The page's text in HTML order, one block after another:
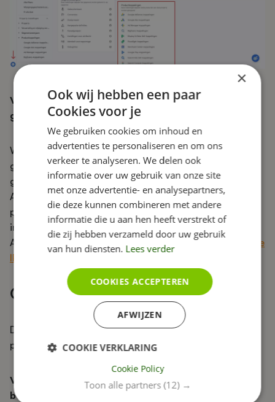
Vraag 4: Wordt het IP-adres van de bezoeker
gemaskeerd?
Wordt het IP-adres van jouw websitebezoekers
gemaskeerd? Het antwoord is ‘ja’ indien je
gebruikmaakt van de nieuwste versie van Google
Analytics, genaamd GA4. Voor Google Analytics 4-
property's is IP-anonimisering namelijk standaard
ingeschakeld. Werk je nog met de oude Google
Analytics en wil je deze anonimiseren?
Check hier hoe je
IP-adressen anoniem maakt
Gegevensverwerking
De volgende twee vragen gaan over de verwerking van
persoonsgegevens.
Vraag 5: Is er een specifieke bewaartermijn voor het
bewaren van opgevraagde persoonsgegevens?
×
Ook wij hebben een paar
Cookies voor je
We gebruiken cookies om inhoud en
advertenties te personaliseren en om ons
verkeer te analyseren. We delen ook
informatie over uw gebruik van onze site
met onze advertentie- en analysepartners,
die deze kunnen combineren met andere
informatie die u aan hen heeft verstrekt of
die zij hebben verzameld door uw gebruik
van hun diensten. Lees verder
Toon alle partners (12) →
COOKIES ACCEPTEREN
AFWIJZEN
COOKIE VERKLARING
Cookie Policy